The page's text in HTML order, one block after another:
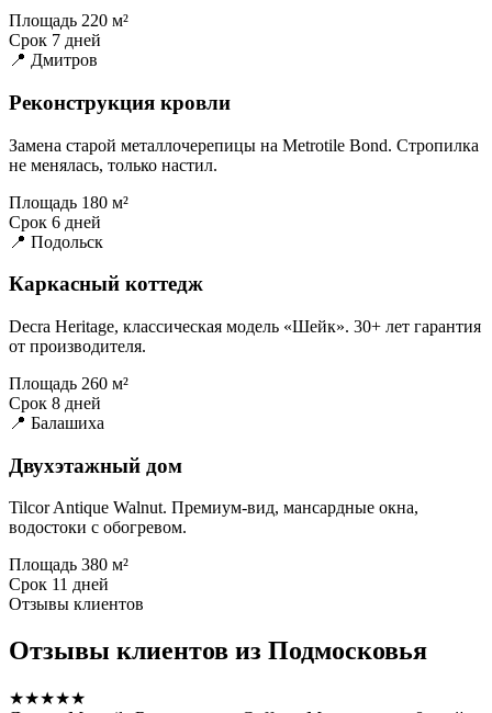
Площадь 220 м²
Срок 7 дней
📍 Дмитров
Реконструкция кровли
Замена старой металлочерепицы на Metrotile Bond. Стропилка
не менялась, только настил.
Площадь 180 м²
Срок 6 дней
📍 Подольск
Каркасный коттедж
Decra Heritage, классическая модель «Шейк». 30+ лет гарантия
от производителя.
Площадь 260 м²
Срок 8 дней
📍 Балашиха
Двухэтажный дом
Tilcor Antique Walnut. Премиум-вид, мансардные окна,
водостоки с обогревом.
Площадь 380 м²
Срок 11 дней
Отзывы клиентов
Отзывы клиентов из Подмосковья
★★★★★